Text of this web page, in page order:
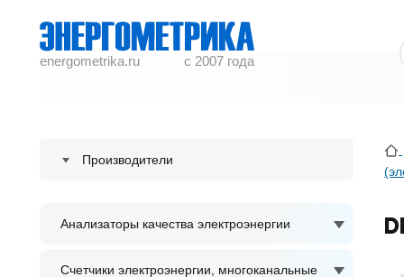
energometrika.ru с 2007 года
Производители
S plus S Regeltechnik GmbH
Анализаторы качества электроэнергии
Счетчики электроэнергии, многоканальные